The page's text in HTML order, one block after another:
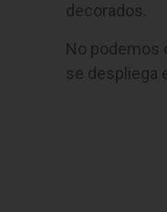
decorados.
No podemos
se despliega